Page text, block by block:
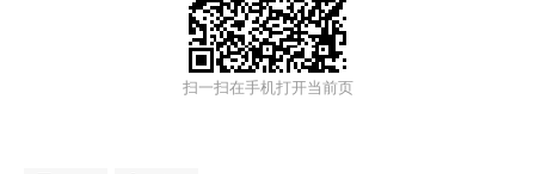
扫一扫在手机打开当前页